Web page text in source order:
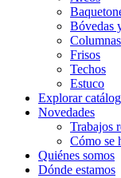
Bóvedas
Columnas
Frisos
Techos
Estuco
Explorar
Novedades
Trabajos
Cómo se
Quiénes somos
Dónde estamos